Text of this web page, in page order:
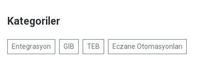
Kategoriler
Entegrasyon GİB TEB Eczane Otomasyonları